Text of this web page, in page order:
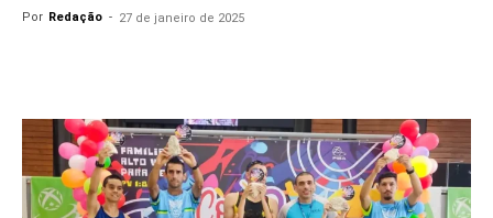
Por Redação - 27 de janeiro de 2025